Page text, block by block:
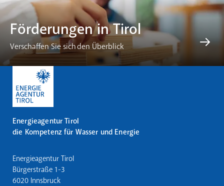
Förderungen in Tirol
Verschaffen Sie sich den Überblick
Energieagentur Tirol
die Kompetenz für Wasser und Energie
Energieagentur Tirol
Bürgerstraße 1-3
6020 Innsbruck